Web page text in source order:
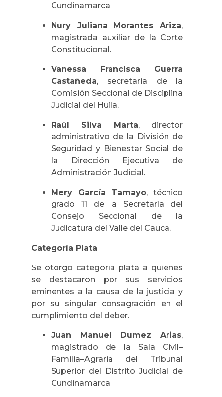
Cundinamarca.
Nury Juliana Morantes Ariza,
magistrada auxiliar de la Corte
Constitucional.
Vanessa Francisca Guerra
Castañeda, secretaria de la
Comisión Seccional de Disciplina
Judicial del Huila.
Raúl Silva Marta, director
administrativo de la División de
Seguridad y Bienestar Social de
la Dirección Ejecutiva de
Administración Judicial.
Mery García Tamayo, técnico
grado 11 de la Secretaría del
Consejo Seccional de la
Judicatura del Valle del Cauca.
Categoría Plata
Se otorgó categoría plata a quienes
se destacaron por sus servicios
eminentes a la causa de la justicia y
por su singular consagración en el
cumplimiento del deber.
Juan Manuel Dumez Arias,
magistrado de la Sala Civil–
Familia–Agraria del Tribunal
Superior del Distrito Judicial de
Cundinamarca.